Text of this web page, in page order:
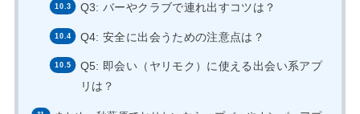
Q3: バーやクラブで連れ出すコツは？
Q4: 安全に出会うための注意点は？
Q5: 即会い（ヤリモク）に使える出会い系アプ
リは？